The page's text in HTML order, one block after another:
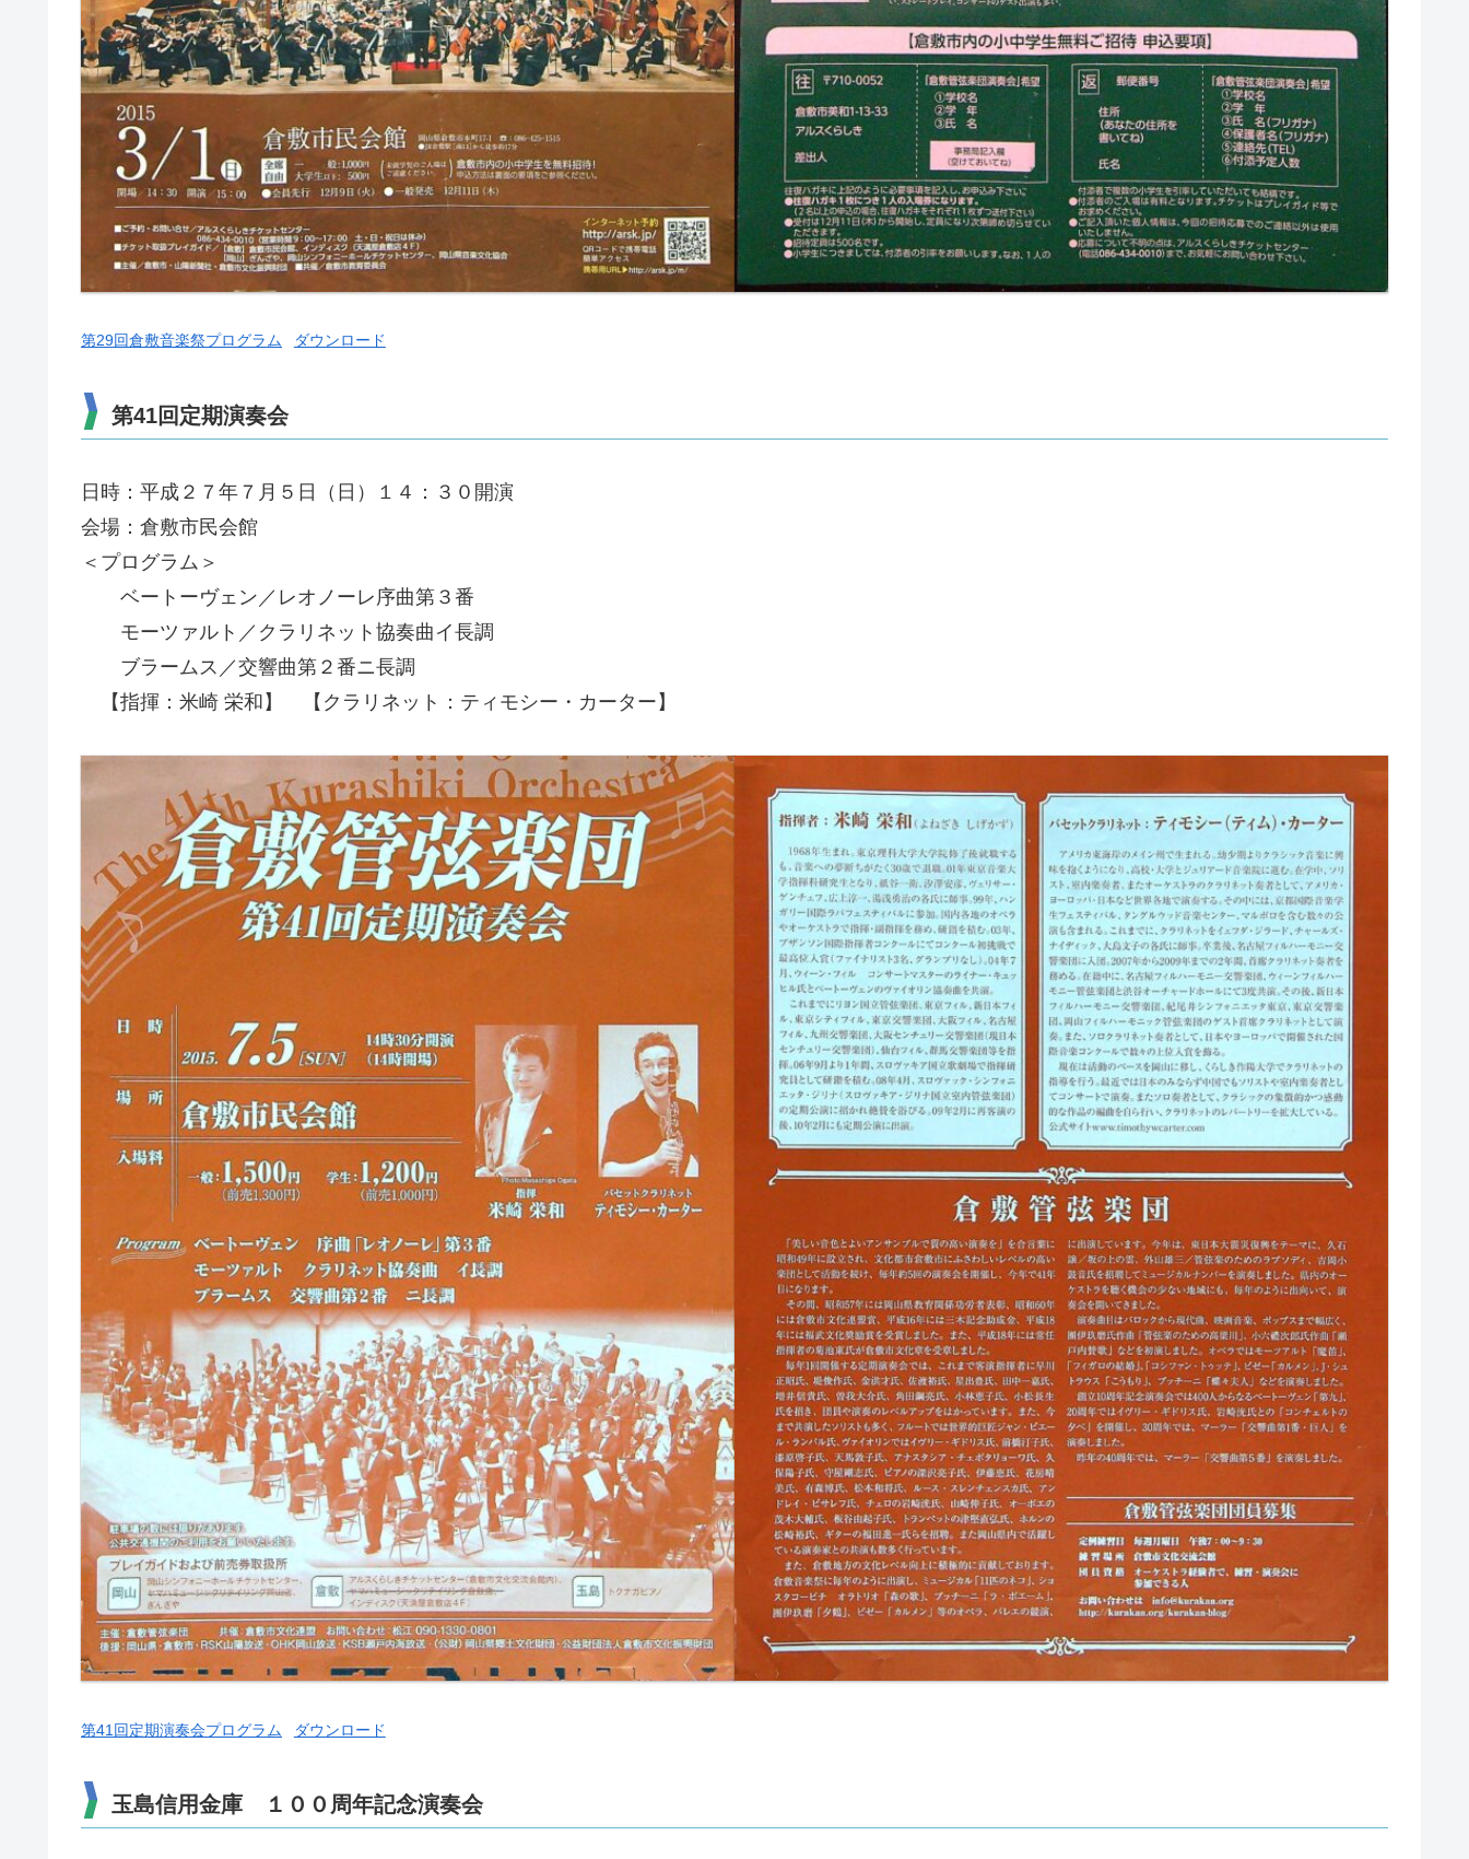
第29回倉敷音楽祭プログラム ダウンロード
第41回定期演奏会
日時：平成２７年７月５日（日）１４：３０開演
会場：倉敷市民会館
＜プログラム＞
ベートーヴェン／レオノーレ序曲第３番
モーツァルト／クラリネット協奏曲イ長調
ブラームス／交響曲第２番ニ長調
【指揮：米崎 栄和】 【クラリネット：ティモシー・カーター】
第41回定期演奏会プログラム ダウンロード
玉島信用金庫 １００周年記念演奏会